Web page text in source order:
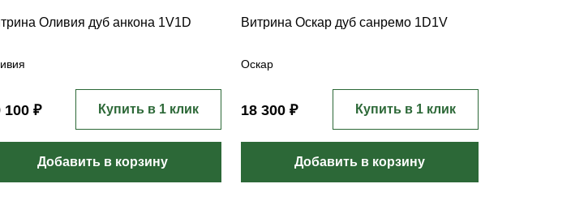
Оливия дуб анкона 1V1D
100 ₽ Купить в 1 клик
Добавить в корзину
Витрина Оскар дуб санремо 1D1V
Оскар
18 300 ₽ Купить в 1 клик
Добавить в корзину